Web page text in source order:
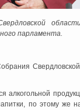
парламента.
алкогольной
по этому же